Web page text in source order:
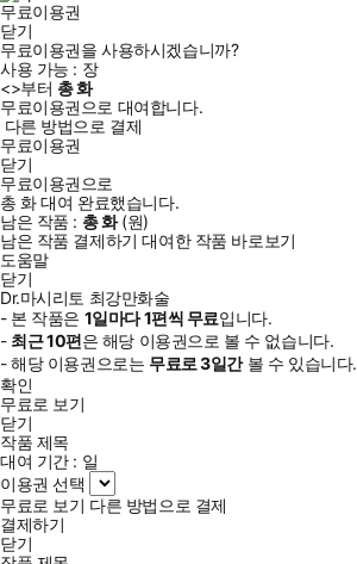
무료이용권
닫기
무료이용권을 사용하시겠습니까?
사용 가능 : 장
<>부터 총화
무료이용권으로 대여합니다.
다른 방법으로 결제
무료이용권
닫기
무료이용권으로
총화대여 완료했습니다.
남은 작품 : 총화(원)
남은 작품 결제하기 대여한 작품 바로보기
도움말
닫기
Dr.마시리토 최강만화술
- 본 작품은 1일마다1편씩 무료입니다.
- 최근10편은 해당 이용권으로 볼 수 없습니다.
- 해당 이용권으로는 무료로3일간볼 수 있습니다.
확인
무료로 보기
닫기
작품 제목
대여 기간 : 일
이용권 선택
무료로 보기 다른 방법으로 결제
결제하기
닫기